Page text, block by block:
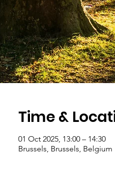
Time &
01 Oct 2025, 13:00 – 14:30
Brussels, Brussels, Belgium